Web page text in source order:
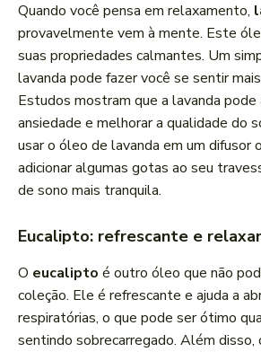
Quando você pensa em relaxamento,
provavelmente vem à mente. Este
suas propriedades calmantes. Um
lavanda pode fazer você se sentir
Estudos mostram que a lavanda pode
ansiedade e melhorar a qualidade do
usar o óleo de lavanda em um difusor
adicionar algumas gotas ao seu
de sono mais tranquila.
Eucalipto: refrescante e
O eucalipto é outro óleo que não
coleção. Ele é refrescante e ajuda a
respiratórias, o que pode ser ótimo
sentindo sobrecarregado. Além